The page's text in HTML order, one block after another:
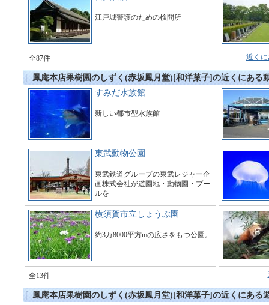
江戸城警護のための検問所
全87件 近く
鳳庵本店果樹園のしずく(赤坂鳳月堂)[和洋菓子]の近くにある
すみだ水族館
新しい都市型水族館
東武動物公園
東武鉄道グループの東武レジャー企
画株式会社が遊園地・動物園・プー
ルを
施設である。
横須賀市立しょうぶ園
約3万8000平方mの広さをもつ公園。
全13件
鳳庵本店果樹園のしずく(赤坂鳳月堂)[和洋菓子]の近くにある